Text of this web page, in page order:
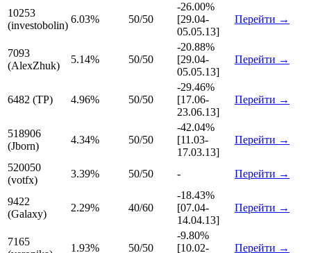
10253
(investobolin)
6.03% 50/50
-26.00%
[29.04-
05.05.13]
Перейти →
7093
(AlexZhuk)
5.14% 50/50
-20.88%
[29.04-
05.05.13]
Перейти →
6482 (TP) 4.96% 50/50
-29.46%
[17.06-
23.06.13]
Перейти →
518906
(Jborn)
4.34% 50/50
-42.04%
[11.03-
17.03.13]
Перейти →
520050
(votfx)
3.39% 50/50 - Перейти →
9422
(Galaxy)
2.29% 40/60
-18.43%
[07.04-
14.04.13]
Перейти →
7165
1.93% 50/50
-9.80%
[10.02-
Перейти →